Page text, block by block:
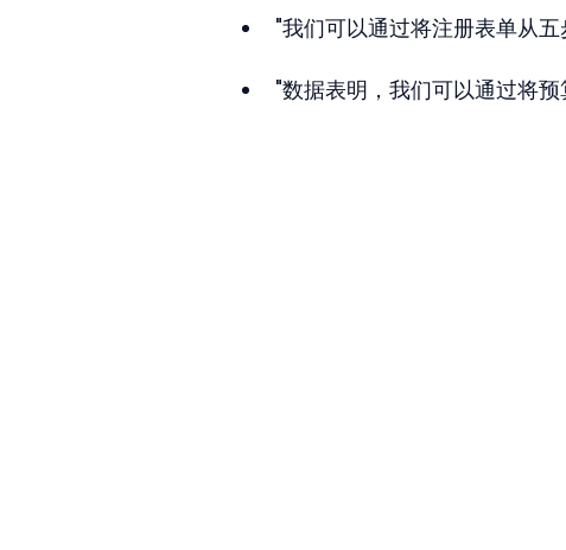
"我们可以通过将注册表单从
"数据表明，我们可以通过将